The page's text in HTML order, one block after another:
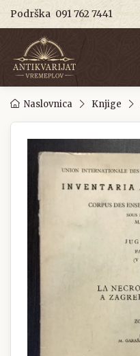
Podrška 091 762 7441
Naslovnica Knjige